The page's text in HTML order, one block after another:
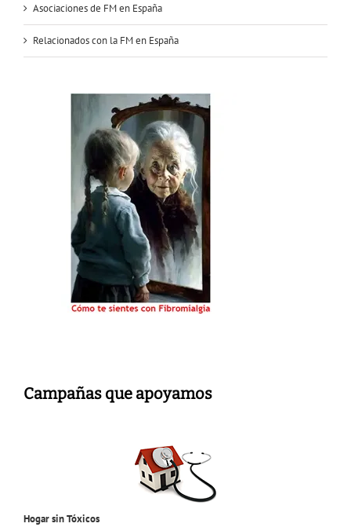
Asociaciones de FM en España
Relacionados con la FM en España
Campañas que apoyamos
Hogar sin Tóxicos